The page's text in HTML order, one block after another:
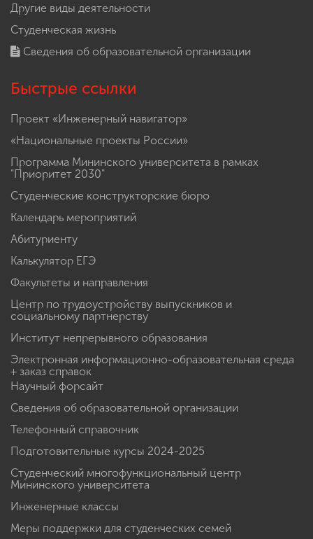
Другие виды деятельности
Студенческая жизнь
Сведения об образовательной организации
Быстрые ссылки
Проект «Инженерный навигатор»
«Национальные проекты России»
Программа Мининского университета в рамках
"Приоритет 2030"
Студенческие конструкторские бюро
Календарь мероприятий
Абитуриенту
Калькулятор ЕГЭ
Факультеты и направления
Центр по трудоустройству выпускников и
социальному партнерству
Институт непрерывного образования
Электронная информационно-образовательная среда
+ заказ справок
Научный форсайт
Сведения об образовательной организации
Телефонный справочник
Подготовительные курсы 2024-2025
Студенческий многофункциональный центр
Мининского университета
Инженерные классы
Меры поддержки для студенческих семей